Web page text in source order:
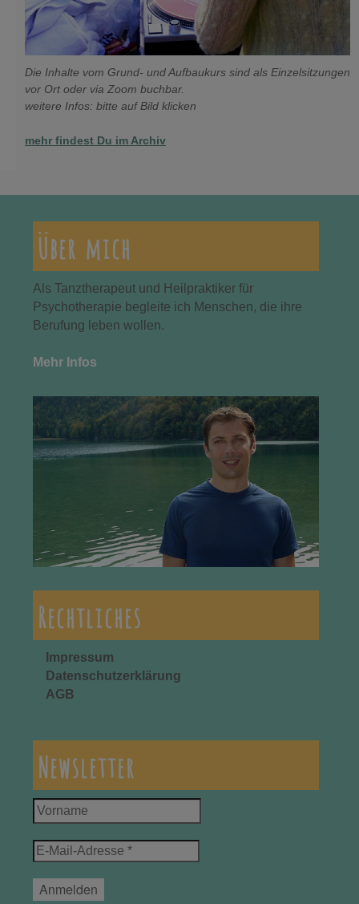
Die Inhalte vom Grund- und Aufbaukurs sind als Einzelsitzungen
vor Ort oder via Zoom buchbar.
weitere Infos: bitte auf Bild klicken
mehr findest Du im Archiv
Über mich
Als Tanztherapeut und Heilpraktiker für
Psychotherapie begleite ich Menschen, die ihre
Berufung leben wollen.
Mehr Infos
Rechtliches
Impressum
Datenschutzerklärung
AGB
Newsletter
Vorname
E-
Mail-
Adresse
*